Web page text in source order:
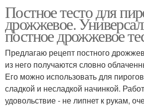
Постное тесто для
дрожжевое.
постное дрожжевое
Предлагаю рецепт постного
из него получаются словно
Его можно использовать для
сладкой и несладкой начинкой.
удовольствие - не липнет к рукам,